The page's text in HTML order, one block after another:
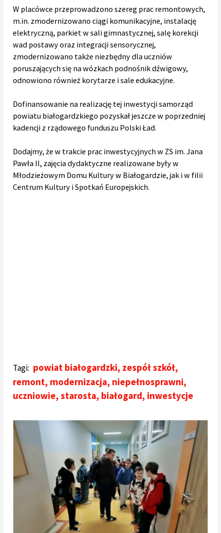
W placówce przeprowadzono szereg prac remontowych,
m.in. zmodernizowano ciągi komunikacyjne, instalację
elektryczną, parkiet w sali gimnastycznej, salę korekcji
wad postawy oraz integracji sensorycznej,
zmodernizowano także niezbędny dla uczniów
poruszających się na wózkach podnośnik dźwigowy,
odnowiono również korytarze i sale edukacyjne.
Dofinansowanie na realizację tej inwestycji samorząd
powiatu białogardzkiego pozyskał jeszcze w poprzedniej
kadencji z rządowego funduszu Polski Ład.
Dodajmy, że w trakcie prac inwestycyjnych w ZS im. Jana
Pawła II, zajęcia dydaktyczne realizowane były w
Młodzieżowym Domu Kultury w Białogardzie, jak i w filii
Centrum Kultury i Spotkań Europejskich.
Tagi: powiat białogardzki, zespół szkół,
remont, modernizacja, niepełnosprawni,
uczniowie,starosta, białogard, inwestycje